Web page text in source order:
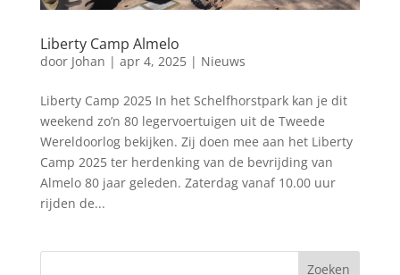
Liberty Camp Almelo
door Johan | apr 4, 2025| Nieuws
Liberty Camp 2025 In het Schelfhorstpark kan je dit
weekend zo’n 80 legervoertuigen uit de Tweede
Wereldoorlog bekijken. Zij doen mee aan het Liberty
Camp 2025 ter herdenking van de bevrijding van
Almelo 80 jaar geleden. Zaterdag vanaf 10.00 uur
rijden de...